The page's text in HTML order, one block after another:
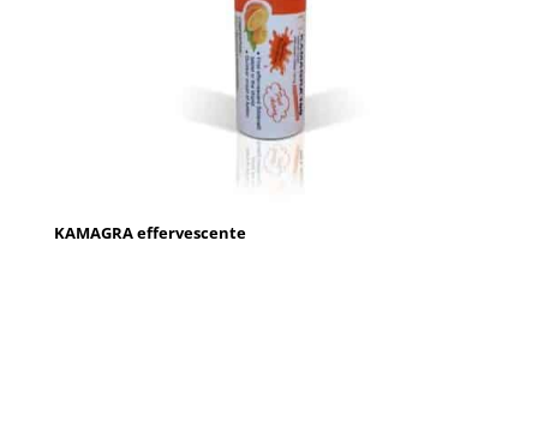
KAMAGRA effervescente